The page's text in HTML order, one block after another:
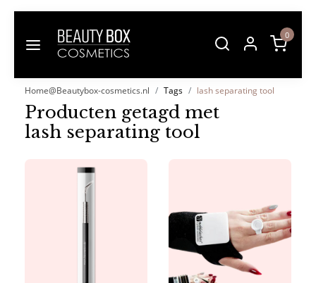
0
Home@Beautybox-cosmetics.nl Tags lash separating tool
Producten getagd met
lash separating tool